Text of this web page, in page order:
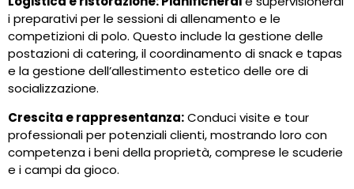
i preparativi per le sessioni di allenamento e le
competizioni di polo. Questo include la gestione delle
postazioni di catering, il coordinamento di snack e tapas
e la gestione dell’allestimento estetico delle ore di
socializzazione.
Crescita e rappresentanza:Conduci visite e tour
professionali per potenziali clienti, mostrando loro con
competenza i beni della proprietà, comprese le scuderie
e i campi da gioco.